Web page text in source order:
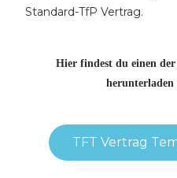
Standard-TfP Vertrag.
Hier findest du einen
TFT Vertrag